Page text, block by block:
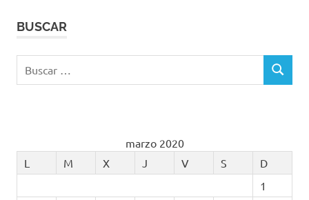
BUSCAR
BUSCAR
marzo 2020
L
M X J V S
D
1